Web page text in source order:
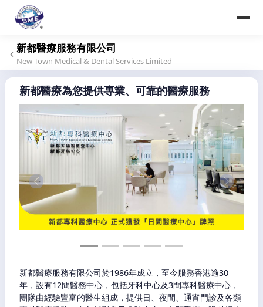
香港大中華中小企業商會
Hong Kong Greater China SME Alliance Association
新都醫療服務有限公司
New Town Medical & Dental Services Limited
新都醫療為您提供專業、可靠的醫療服務
Previous Next
新都醫療服務有限公司於1986年成立，至今服務香港逾30
年，設有12間醫務中心，包括牙科中心及3間專科醫療中心，
團隊由經驗豐富的醫生組成，提供日、夜間、通宵門診及各類